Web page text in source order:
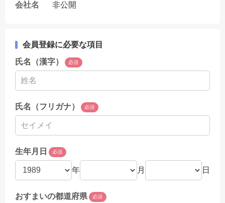
会社名
非公開
会員登録に必要な項目
氏名（漢字）
必須
氏名（フリガナ） 必須
生年月日 必須
年 月 日
おすまいの都道府県 必須